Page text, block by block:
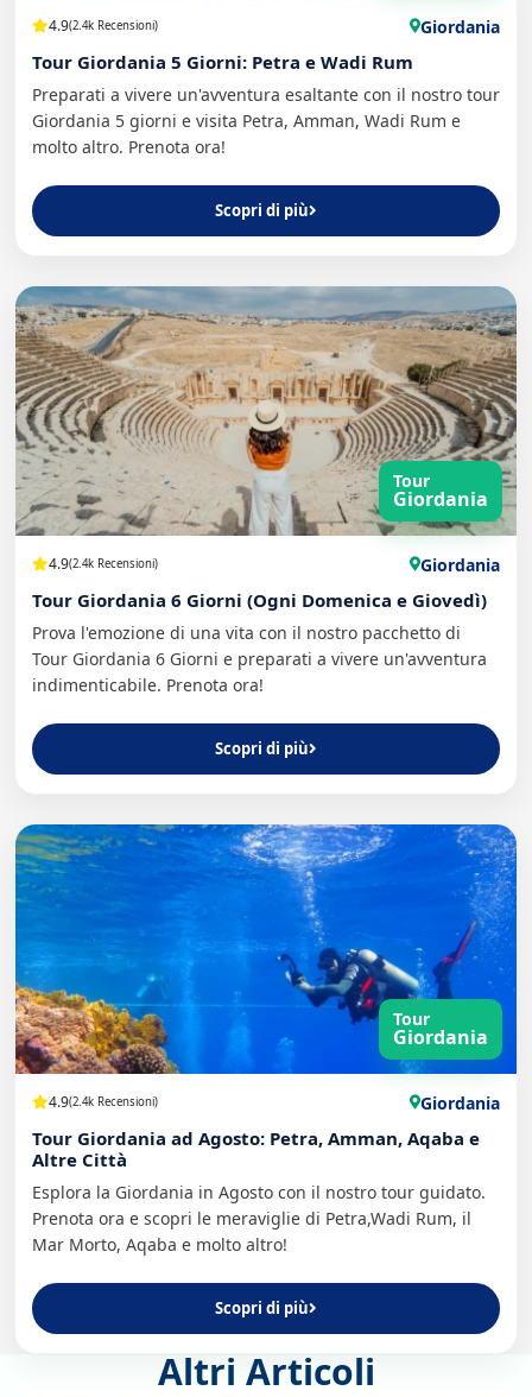
4.9(2.4k Recensioni) Giordania
Tour Giordania 5 Giorni: Petra e Wadi Rum
Preparati a vivere un'avventura esaltante con il nostro tour
Giordania 5 giorni e visita Petra, Amman, Wadi Rum e
molto altro. Prenota ora!
Scopri di più
Tour
Giordania
4.9(2.4k Recensioni) Giordania
Tour Giordania 6 Giorni (Ogni Domenica e Giovedì)
Prova l'emozione di una vita con il nostro pacchetto di
Tour Giordania 6 Giorni e preparati a vivere un'avventura
indimenticabile. Prenota ora!
Scopri di più
Tour
Giordania
4.9(2.4k Recensioni) Giordania
Tour Giordania ad Agosto: Petra, Amman, Aqaba e
Altre Città
Esplora la Giordania in Agosto con il nostro tour guidato.
Prenota ora e scopri le meraviglie di Petra,Wadi Rum, il
Mar Morto, Aqaba e molto altro!
Scopri di più
Altri Articoli